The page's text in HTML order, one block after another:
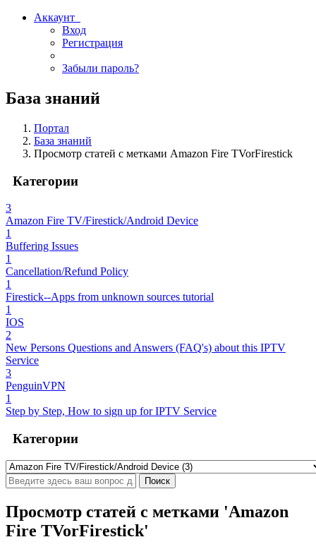
Аккаунт
Вход
Регистрация
Забыли пароль?
База знаний
Портал
База знаний
Просмотр статей с метками Amazon Fire TVorFirestick
Категории
3
Amazon Fire TV/Firestick/Android Device
1
Buffering Issues
1
Cancellation/Refund Policy
1
Firestick--Apps from unknown sources tutorial
1
IOS
2
New Persons Questions and Answers (FAQ's) about this IPTV
Service
3
PenguinVPN
1
Step by Step, How to sign up for IPTV Service
Категории
Просмотр статей с метками 'Amazon
Fire TVorFirestick'